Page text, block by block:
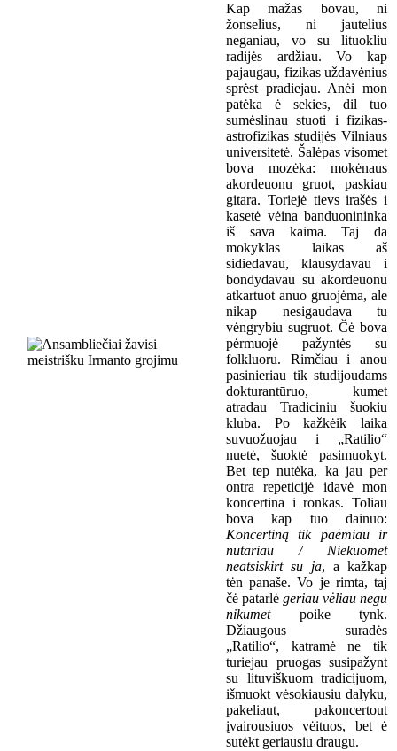
Kap mažas bovau, ni
žonselius, ni jautelius
neganiau, vo su lituokliu
radijės ardžiau. Vo kap
pajaugau, fizikas uždavėnius
sprėst pradiejau. Anėi mon
patėka ė sekies, dil tuo
sumėslinau stuoti i fizikas-
astrofizikas studijės Vilniaus
universitetė. Šalėpas visomet
bova mozėka: mokėnaus
akordeuonu gruot, paskiau
gitara. Toriejė tievs irašės i
kasetė vėina banduonininka
iš sava kaima. Taj da
mokyklas laikas aš
sidiedavau, klausydavau i
bondydavau su akordeuonu
atkartuot anuo gruojėma, ale
nikap nesigaudava tu
vėngrybiu sugruot. Čė bova
pėrmuojė pažyntės su
folkluoru. Rimčiau i anou
pasinieriau tik studijoudams
dokturantūruo, kumet
atradau Tradiciniu šuokiu
kluba. Po kažkėik laika
suvuožuojau i „Ratilio“
nuetė, šuoktė pasimuokyt.
Bet tep nutėka, ka jau per
ontra repeticijė idavė mon
koncertina i ronkas. Toliau
bova kap tuo dainuo:
Koncertiną tik paėmiau ir
nutariau / Niekuomet
neatsiskirt su ja, a kažkap
tėn panaše.Vo je rimta, taj
čė patarlė geriau vėliau negu
nikumetpoike tynk.
Džiaugous suradės
„Ratilio“, katramė ne tik
turiejau pruogas susipažynt
su lituviškuom tradicijuom,
išmuokt vėsokiausiu dalyku,
pakeliaut, pakoncertout
įvairousiuos vėituos, bet ė
sutėkt geriausiu draugu.